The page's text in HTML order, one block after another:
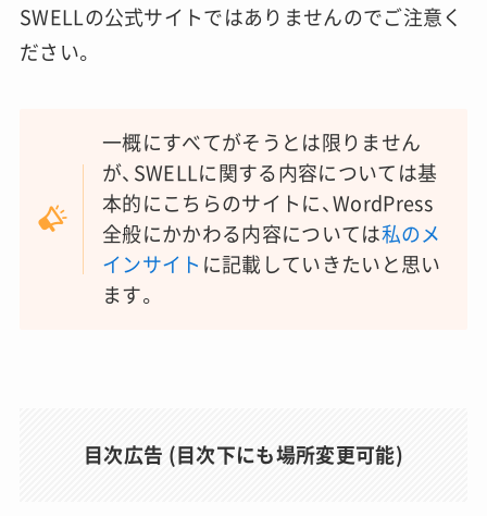
SWELLの公式サイトではありませんのでご注意く
ださい。
一概にすべてがそうとは限りません
が、SWELLに関する内容については基
本的にこちらのサイトに、WordPress
全般にかかわる内容については私のメ
インサイト に記載していきたいと思い
ます。
目次広告 (目次下にも場所変更可能)